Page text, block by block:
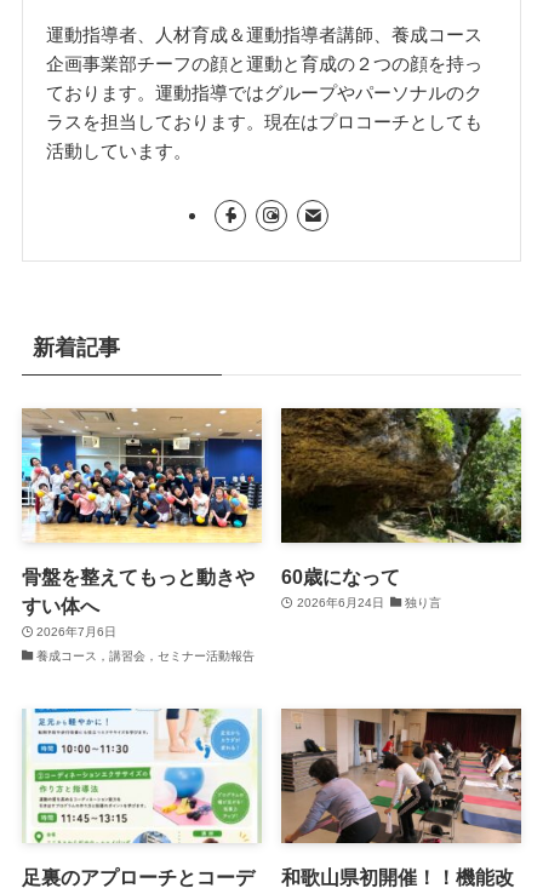
運動指導者、人材育成＆運動指導者講師、養成コース
企画事業部チーフの顔と運動と育成の２つの顔を持っ
ております。運動指導ではグループやパーソナルのク
ラスを担当しております。現在はプロコーチとしても
活動しています。
新着記事
骨盤を整えてもっと動きや
すい体へ
2026年7月6日
養成コース，講習会，セミナー活動報告
60歳になって
2026年6月24日 独り言
足裏のアプローチとコーデ
和歌山県初開催！！機能改